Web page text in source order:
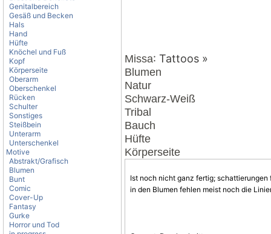
Genitalbereich
Gesäß und Becken
Hals
Hand
Hüfte
Knöchel und Fuß
Kopf
Körperseite
Oberarm
Oberschenkel
Rücken
Schulter
Sonstiges
Steißbein
Unterarm
Unterschenkel
Motive
Abstrakt/Grafisch
Blumen
Bunt
Comic
Cover-Up
Fantasy
Gurke
Horror und Tod
Missa: Tattoos »
Blumen
Natur
Schwarz-Weiß
Tribal
Bauch
Hüfte
Körperseite
Ist noch nicht ganz fertig;
in den Blumen fehlen meist noch die